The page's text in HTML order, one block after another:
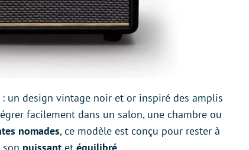
: un design vintage noir et or inspiré des amplis
facilement dans un salon, une chambre ou
nomades, ce modèle est conçu pour rester à